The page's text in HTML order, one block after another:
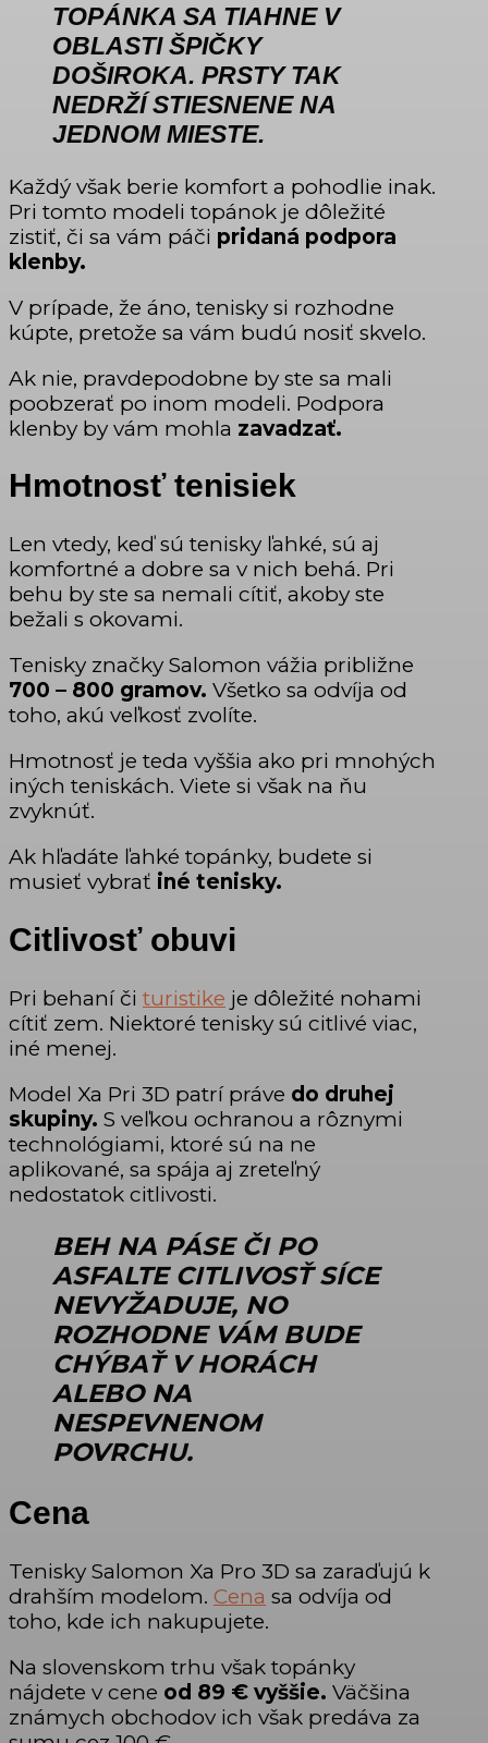
TOPÁNKA SA TIAHNE V
OBLASTI ŠPIČKY
DOŠIROKA. PRSTY TAK
NEDRŽÍ STIESNENE NA
JEDNOM MIESTE.
Každý však berie komfort a pohodlie inak.
Pri tomto modeli topánok je dôležité
zistiť, či sa vám páči pridaná podpora
klenby.
V prípade, že áno, tenisky si rozhodne
kúpte, pretože sa vám budú nosiť skvelo.
Ak nie, pravdepodobne by ste sa mali
poobzerať po inom modeli. Podpora
klenby by vám mohla zavadzať.
Hmotnosť tenisiek
Len vtedy, keď sú tenisky ľahké, sú aj
komfortné a dobre sa v nich behá. Pri
behu by ste sa nemali cítiť, akoby ste
bežali s okovami.
Tenisky značky Salomon vážia približne
700 – 800 gramov. Všetko sa odvíja od
toho, akú veľkosť zvolíte.
Hmotnosť je teda vyššia ako pri mnohých
iných teniskách. Viete si však na ňu
zvyknúť.
Ak hľadáte ľahké topánky, budete si
musieť vybrať iné tenisky.
Citlivosť obuvi
Pri behaní či turistike je dôležité nohami
cítiť zem. Niektoré tenisky sú citlivé viac,
iné menej.
Model Xa Pri 3D patrí práve do druhej
skupiny. S veľkou ochranou a rôznymi
technológiami, ktoré sú na ne
aplikované, sa spája aj zreteľný
nedostatok citlivosti.
BEH NA PÁSE ČI PO
ASFALTE CITLIVOSŤ SÍCE
NEVYŽADUJE, NO
ROZHODNE VÁM BUDE
CHÝBAŤ V HORÁCH
ALEBO NA
NESPEVNENOM
POVRCHU.
Cena
Tenisky Salomon Xa Pro 3D sa zaraďujú k
drahším modelom. Cena sa odvíja od
toho, kde ich nakupujete.
Na slovenskom trhu však topánky
nájdete v cene od 89 € vyššie. Väčšina
známych obchodov ich však predáva za